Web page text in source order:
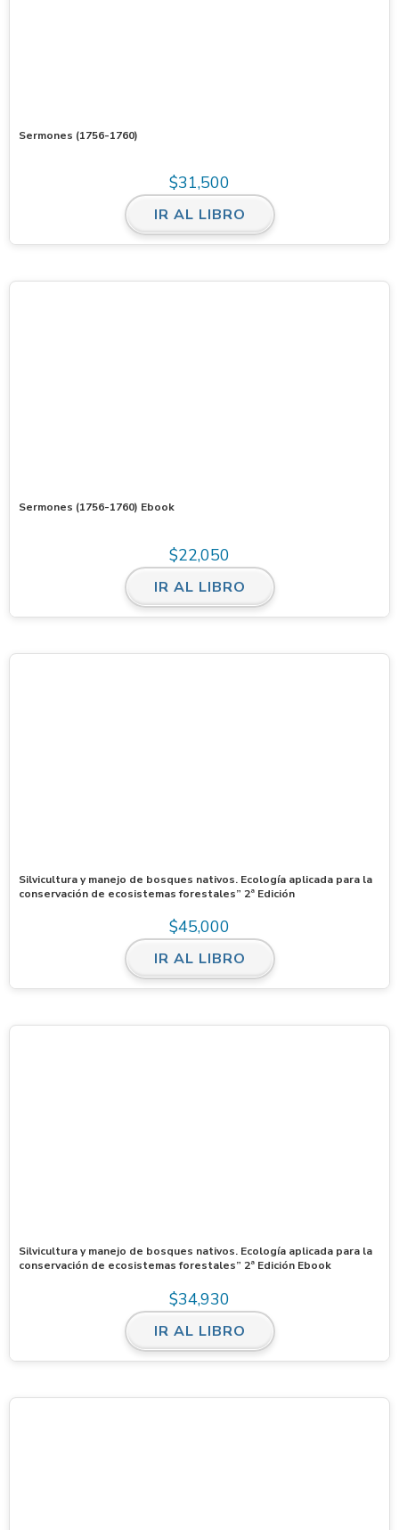
Sermones (1756-1760)
$31,500
IR AL LIBRO
Sermones (1756-1760) Ebook
$22,050
IR AL LIBRO
Silvicultura y manejo de bosques nativos. Ecología aplicada para la
conservación de ecosistemas forestales” 2ª Edición
$45,000
IR AL LIBRO
Silvicultura y manejo de bosques nativos. Ecología aplicada para la
conservación de ecosistemas forestales” 2ª Edición Ebook
$34,930
IR AL LIBRO